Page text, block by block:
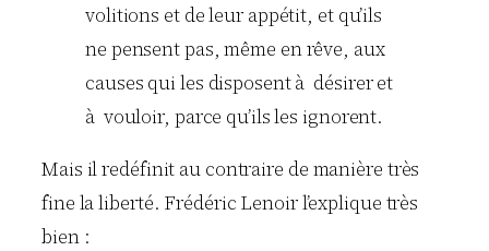
volitions et de leur appétit, et qu’ils
ne pensent pas, même en rêve, aux
causes qui les disposent à désirer et
à vouloir, parce qu’ils les ignorent.
Mais il redéfinit au contraire de manière très
fine la liberté. Frédéric Lenoir l’explique très
bien :